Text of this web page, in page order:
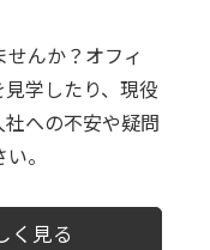
んか？オフィ
学したり、現役
への不安や疑問
。
く見る